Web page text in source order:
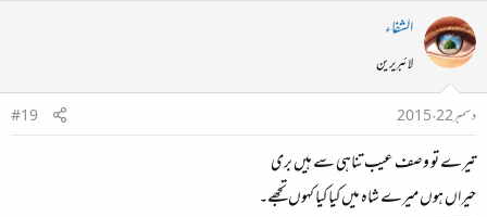
الشفاء
لائبریرین
دسمبر 22، 2015
#19
تیرے تو وصف عیب تناہی سے ہیں بری
حیراں ہوں میرے شاہ میں کیا کیا کہوں تجھے۔